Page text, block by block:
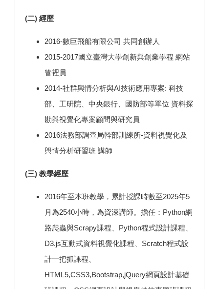
(二) 經歷
2016-數巨飛船有限公司 共同創辦人
2015-2017國立臺灣大學創新與創業學程 網站
管裡員
2014-社群輿情分析與AI技術應用專案: 科技
部、工研院、中央銀行、國防部等單位 資料探
勘與視覺化專案顧問與研究員
2016法務部調查局幹部訓練所-資料視覺化及
輿情分析研習班 講師
(三) 教學經歷
2016年至本班教學，累計授課時數至2025年5
月為2540小時，為資深講師。擔任：Python網
路爬蟲與Scrapy課程、Python程式設計課程、
D3.js互動式資料視覺化課程、Scratch程式設
計一把抓課程、
HTML5,CSS3,Bootstrap,jQuery網頁設計基礎